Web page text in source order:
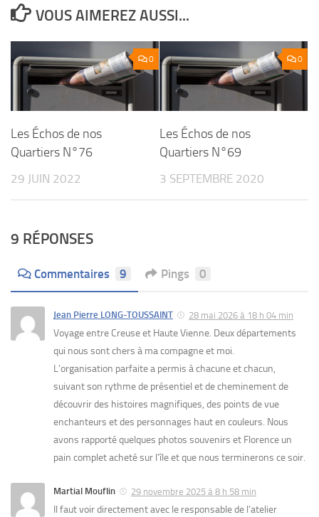
VOUS AIMEREZ AUSSI...
0
Les Échos de nos
Quartiers N°76
29 JUIN 2022
0
Les Échos de nos
Quartiers N°69
3 SEPTEMBRE 2020
9 RÉPONSES
Commentaires 9 Pings 0
Jean Pierre LONG-TOUSSAINT 28 mai 2026 à 18 h 04 min
Voyage entre Creuse et Haute Vienne. Deux départements
qui nous sont chers à ma compagne et moi.
L’organisation parfaite a permis à chacune et chacun,
suivant son rythme de présentiel et de cheminement de
découvrir des histoires magnifiques, des points de vue
enchanteurs et des personnages haut en couleurs. Nous
avons rapporté quelques photos souvenirs et Florence un
pain complet acheté sur l’île et que nous terminerons ce soir.
Martial Mouflin 29 novembre 2025 à 8 h 58 min
Il faut voir directement avec le responsable de l’atelier